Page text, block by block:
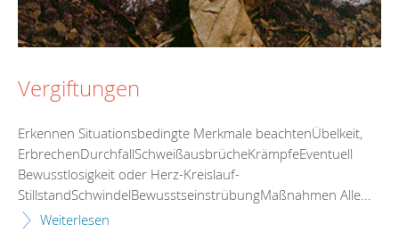
Vergiftungen
Erkennen Situationsbedingte Merkmale beachtenÜbelkeit,
ErbrechenDurchfallSchweißausbrücheKrämpfeEventuell
Bewusstlosigkeit oder Herz-Kreislauf-
StillstandSchwindelBewusstseinstrübungMaßnahmen Alle...
Weiterlesen